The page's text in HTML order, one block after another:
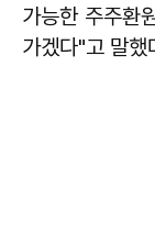
가능한 주주환
가겠다"고 말했